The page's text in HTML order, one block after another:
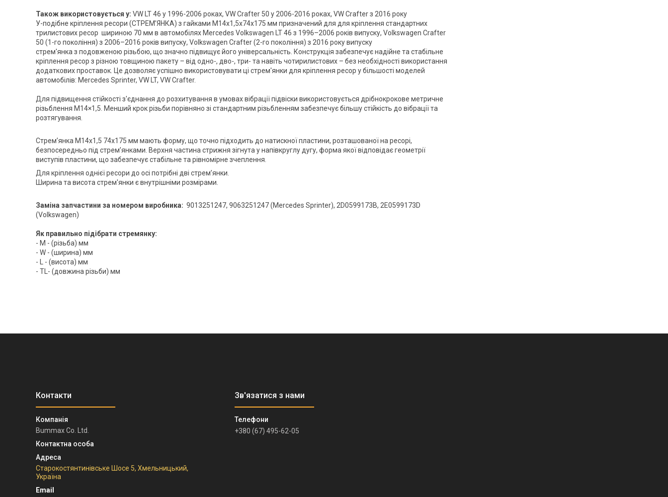
Також використовується у: VW LT 46 у 1996-2006 роках, VW Crafter 50 у 2006-2016 роках, VW Crafter з 2016 року
У-подібне кріплення ресори (СТРЕМ’ЯНКА) з гайками M14x1,5х74x175 мм призначений для для кріплення стандартних
трилистових ресор шириною 70 мм в автомобілях Mercedes Volkswagen LT 46 з 1996–2006 років випуску, Volkswagen Crafter
50 (1-го покоління) з 2006–2016 років випуску, Volkswagen Crafter (2-го покоління) з 2016 року випуску
стрем'янка з подовженою різьбою, що значно підвищує його універсальність. Конструкція забезпечує надійне та стабільне
кріплення ресор з різною товщиною пакету – від одно-, дво-, три- та навіть чотирилистових – без необхідності використання
додаткових проставок. Це дозволяє успішно використовувати ці стрем'янки для кріплення ресор у більшості моделей
автомобілів: Mercedes Sprinter, VW LT, VW Crafter.
Для підвищення стійкості з'єднання до розхитування в умовах вібрації підвіски використовується дрібнокрокове метричне
різьблення M14×1,5. Менший крок різьби порівняно зі стандартним різьбленням забезпечує більшу стійкість до вібрації та
розтягування.
Стрем’янка M14x1,5 74x175 мм мають форму, що точно підходить до натискної пластини, розташованої на ресорі,
безпосередньо під стрем’янками. Верхня частина стрижня зігнута у напівкруглу дугу, форма якої відповідає геометрії
виступів пластини, що забезпечує стабільне та рівномірне зчеплення.
Для кріплення однієї ресори до осі потрібні дві стрем’янки.
Ширина та висота стрем'янки є внутрішніми розмірами.
Заміна запчастини за номером виробника: 9013251247, 9063251247 (Mercedes Sprinter), 2D0599173B, 2E0599173D
(Volkswagen)
Як правильно підібрати стремянку:
- M - (різьба) мм
- W - (ширина) мм
- L - (висота) мм
- TL- (довжина різьби) мм
Bummax Co. Ltd.
Старокостянтинівське Шосе 5, Хмельницький,
Україна
+380 (67) 495-62-05